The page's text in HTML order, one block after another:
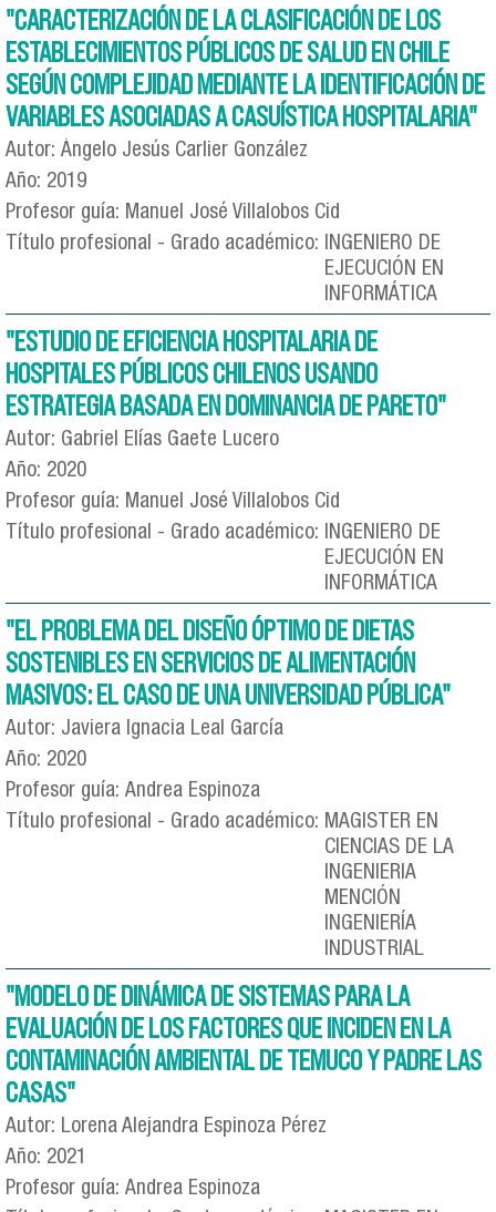
"CARACTERIZACIÓN DE LA CLASIFICACIÓN DE LOS
ESTABLECIMIENTOS PÚBLICOS DE SALUD EN CHILE
SEGÚN COMPLEJIDAD MEDIANTE LA IDENTIFICACIÓN DE
VARIABLES ASOCIADAS A CASUÍSTICA HOSPITALARIA"
Autor: Ángelo Jesús Carlier González
Año: 2019
Profesor guía: Manuel José Villalobos Cid
Título profesional - Grado académico:
INGENIERO DE
EJECUCIÓN EN
INFORMÁTICA
"ESTUDIO DE EFICIENCIA HOSPITALARIA DE
HOSPITALES PÚBLICOS CHILENOS USANDO
ESTRATEGIA BASADA EN DOMINANCIA DE PARETO"
Autor: Gabriel Elías Gaete Lucero
Año: 2020
Profesor guía: Manuel José Villalobos Cid
Título profesional - Grado académico:
INGENIERO DE
EJECUCIÓN EN
INFORMÁTICA
"EL PROBLEMA DEL DISEÑO ÓPTIMO DE DIETAS
SOSTENIBLES EN SERVICIOS DE ALIMENTACIÓN
MASIVOS: EL CASO DE UNA UNIVERSIDAD PÚBLICA"
Autor: Javiera Ignacia Leal García
Año: 2020
Profesor guía: Andrea Espinoza
Título profesional - Grado académico: MAGISTER EN
CIENCIAS DE LA
INGENIERIA
MENCIÓN
INGENIERÍA
INDUSTRIAL
"MODELO DE DINÁMICA DE SISTEMAS PARA LA
EVALUACIÓN DE LOS FACTORES QUE INCIDEN EN LA
CONTAMINACIÓN AMBIENTAL DE TEMUCO Y PADRE LAS
CASAS"
Autor: Lorena Alejandra Espinoza Pérez
Año: 2021
Profesor guía: Andrea Espinoza